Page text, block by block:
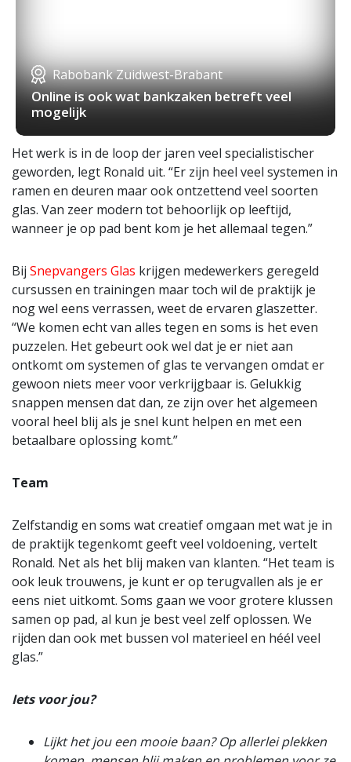
Rabobank Zuidwest-Brabant
Online is ook wat bankzaken betreft veel
mogelijk
Het werk is in de loop der jaren veel specialistischer
geworden, legt Ronald uit. “Er zijn heel veel systemen in
ramen en deuren maar ook ontzettend veel soorten
glas. Van zeer modern tot behoorlijk op leeftijd,
wanneer je op pad bent kom je het allemaal tegen.”
Bij Snepvangers Glas krijgen medewerkers geregeld
cursussen en trainingen maar toch wil de praktijk je
nog wel eens verrassen, weet de ervaren glaszetter.
“We komen echt van alles tegen en soms is het even
puzzelen. Het gebeurt ook wel dat je er niet aan
ontkomt om systemen of glas te vervangen omdat er
gewoon niets meer voor verkrijgbaar is. Gelukkig
snappen mensen dat dan, ze zijn over het algemeen
vooral heel blij als je snel kunt helpen en met een
betaalbare oplossing komt.”
Team
Zelfstandig en soms wat creatief omgaan met wat je in
de praktijk tegenkomt geeft veel voldoening, vertelt
Ronald. Net als het blij maken van klanten. “Het team is
ook leuk trouwens, je kunt er op terugvallen als je er
eens niet uitkomt. Soms gaan we voor grotere klussen
samen op pad, al kun je best veel zelf oplossen. We
rijden dan ook met bussen vol materieel en héél veel
glas.”
Iets voor jou?
Lijkt het jou een mooie baan? Op allerlei plekken